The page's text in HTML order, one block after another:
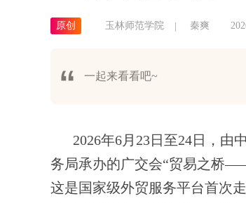
原创 玉林师范学院 秦爽
一起来看看吧~
2026年6月23日至24日，由
务局承办的广交会“贸易之桥
这是国家级外贸服务平台首次